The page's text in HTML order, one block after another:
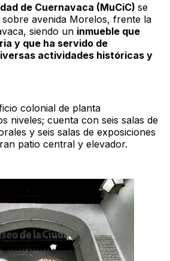
de Cuernavaca (MuCiC) se
avenida Morelos, frente la
siendo un inmueble que
y que ha servido de
actividades históricas y
colonial de planta
niveles; cuenta con seis salas de
y seis salas de exposiciones
patio central y elevador.